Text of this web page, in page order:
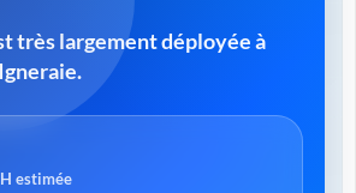
très largement déployée à
estimée